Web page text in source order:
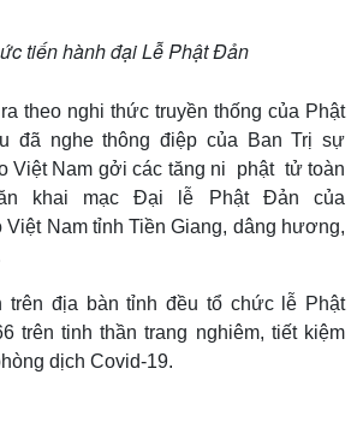
tiến hành đại Lễ Phật Đản
theo nghi thức truyền thống của Phật
đã nghe thông điệp của Ban Trị sự
Việt Nam gởi các tăng ni phật tử toàn
khai mạc Đại lễ Phật Đản của
Việt Nam tỉnh Tiền Giang, dâng hương,
trên địa bàn tỉnh đều tổ chức lễ Phật
trên tinh thần trang nghiêm, tiết kiệm
dịch Covid-19.